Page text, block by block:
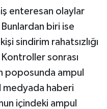
enteresan olaylar
biri ise
sindirim rahatsızlığı
sonrası
poposunda ampul
medyada haberi
içindeki ampul